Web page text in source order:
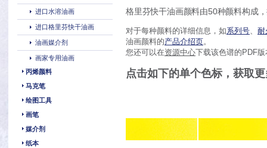
进口水溶油画
进口格里芬快干油画
油画媒介剂
画家专用油画
丙烯颜料
马克笔
绘图工具
画笔
媒介剂
纸本
格里芬快干油画颜料由50种颜料构成
对于每种颜料的详细信息，如系列号、 耐
油画颜料的产品介绍页。
您还可以在资源中心下载该色谱的PDF
点击如下的单个色标，获取